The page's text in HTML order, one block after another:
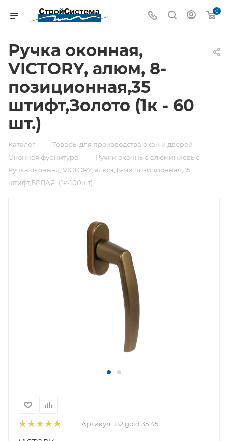
0
Ручка оконная,
VICTORY, алюм, 8-
позиционная,35
штифт,Золото (1к - 60
шт.)
Каталог — Товары для производства окон и дверей —
Оконная фурнитура — Ручки оконные алюминиевые —
Ручка оконная, VICTORY, алюм, 8-ми позиционная,35
штифт,БЕЛАЯ, (1к-100шт)
Артикул: 132.gold.35.45